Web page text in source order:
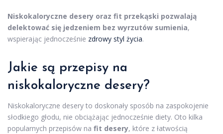
Niskokaloryczne desery oraz fit przekąski pozwalają
delektować się jedzeniem bez wyrzutów sumienia,
wspierając jednocześnie zdrowy styl życia.
Jakie są przepisy na
niskokaloryczne desery?
Niskokaloryczne desery to doskonały sposób na zaspokojenie
słodkiego głodu, nie obciążając jednocześnie diety. Oto kilka
popularnych przepisów na fit desery, które z łatwością